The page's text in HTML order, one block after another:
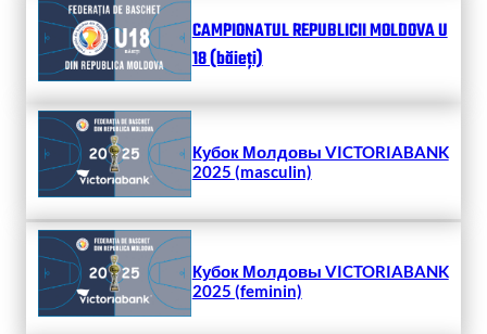
CAMPIONATUL REPUBLICII MOLDOVA U
18 (băieți)
Кубок Молдовы VICTORIABANK
2025 (masculin)
Кубок Молдовы VICTORIABANK
2025 (feminin)